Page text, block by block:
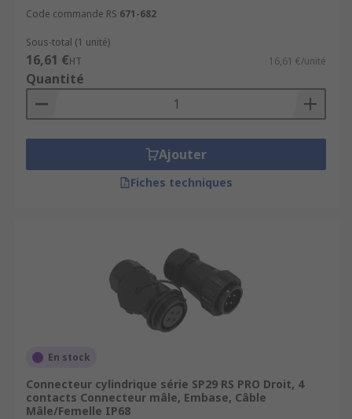
Code commande RS 671-682
Sous-total (1 unité)
16,61 €HT 16,61 €/unité
Quantité
Ajouter
Fiches techniques
En stock
Connecteur cylindrique série SP29 RS PRO Droit, 4
contacts Connecteur mâle, Embase, Câble
Mâle/Femelle IP68